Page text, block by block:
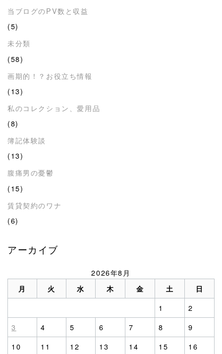
当ブログのPV数と収益
(5)
未分類
(58)
画期的！？お役立ち情報
(13)
私のコレクション、愛用品
(8)
簿記体験談
(13)
腹痛男の憂鬱
(15)
賃貸契約のワナ
(6)
アーカイブ
2026年8月
月 火 水 木 金 土 日
1
2
3
4 5 6 7 8
9
10
11 12 13 14 15
16